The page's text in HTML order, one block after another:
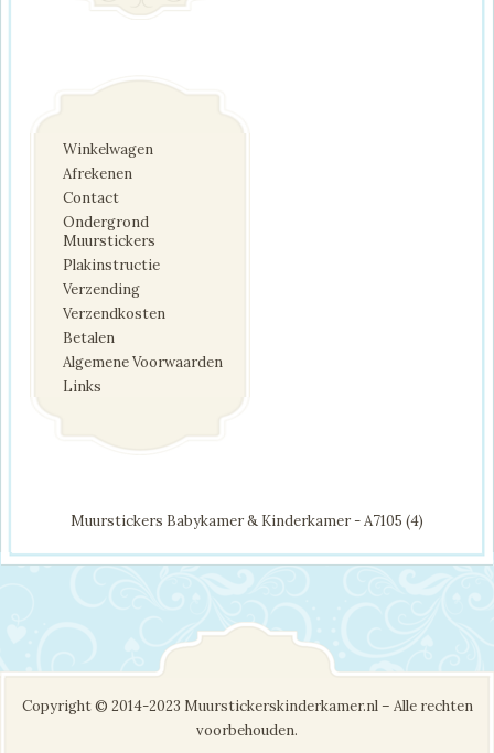
Winkelwagen
Afrekenen
Contact
Ondergrond
Muurstickers
Plakinstructie
Verzending
Verzendkosten
Betalen
Algemene Voorwaarden
Links
Muurstickers Babykamer & Kinderkamer - A7105 (4)
Copyright © 2014-2023 Muurstickerskinderkamer.nl – Alle rechten
voorbehouden.